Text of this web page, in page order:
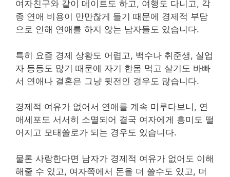
여자친구와 같이 데이트도 하고, 여행도 다니고, 각
종 연애 비용이 만만찮게 들기 때문에 경제적 부담
으로 인해 연애를 하지 않는 남자들도 있습니다.
특히 요즘 경제 상황도 어렵고, 백수나 취준생, 실업
자 등등도 많기 때문에 자기 한몸 먹고 살기도 바빠
서 연애나 결혼은 그냥 뒷전인 경우도 많습니다.
경제적 여유가 없어서 연애를 계속 미루다보니, 연
애세포도 서서히 소멸되어 결국 여자에게 흥미도 떨
어지고 모태쏠로가 되는 경우도 있습니다.
물론 사랑한다면 남자가 경제적 여유가 없어도 이해
해줄 수 있고, 여자쪽에서 돈을 더 쓸수도 있고, 더